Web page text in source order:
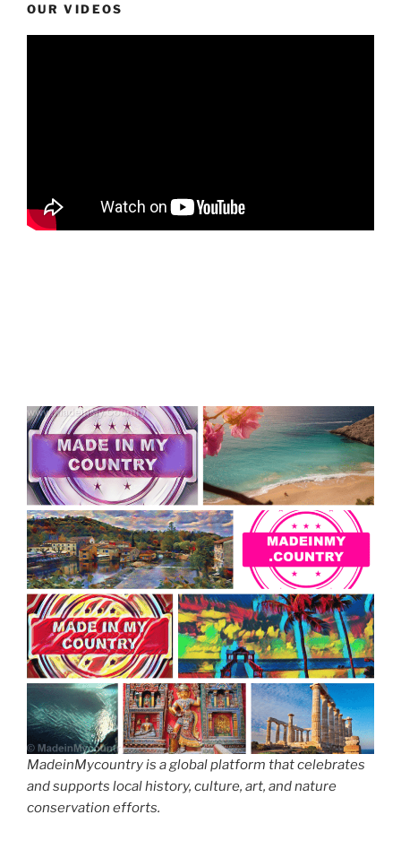
OUR VIDEOS
MadeinMycountry is a global platform that celebrates
and supports local history, culture, art, and nature
conservation efforts.